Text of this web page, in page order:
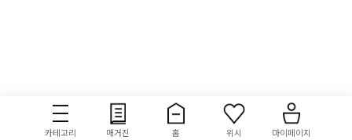
카테고리 매거진 홈 위시 마이페이지